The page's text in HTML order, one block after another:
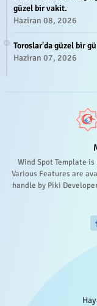
güzel bir vakit.
Haziran 08, 2026
Toroslar'da güzel bir
Haziran 07, 2026
Wind Spot Template
Various Features are
handle by Piki